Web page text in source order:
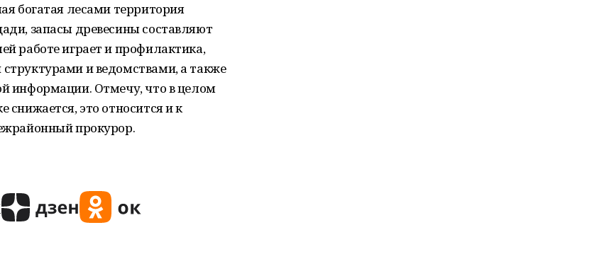
богатая лесами территория
запасы древесины составляют
работе играет и профилактика,
и ведомствами, а также
информации. Отмечу, что в целом
снижается, это относится и к
прокурор.